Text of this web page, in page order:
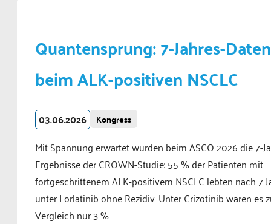
Quantensprung: 7-Jahres-Daten
beim ALK-positiven NSCLC
03.06.2026 Kongress
Mit Spannung erwartet wurden beim ASCO 2026 die 7-
Ergebnisse der CROWN-Studie: 55 % der Patienten mit
fortgeschrittenem ALK-positivem NSCLC lebten nach 7
unter Lorlatinib ohne Rezidiv. Unter Crizotinib waren es
Vergleich nur 3 %.